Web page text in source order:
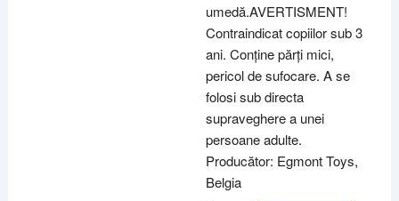
umedă.AVERTISMENT!
Contraindicat copiilor sub 3
ani. Conține părți mici,
pericol de sufocare. A se
folosi sub directa
supraveghere a unei
persoane adulte.
Producător: Egmont Toys,
Belgia